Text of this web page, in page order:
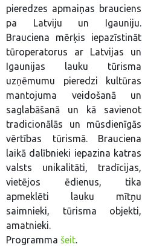
pieredzes apmaiņas brauciens
pa Latviju un Igauniju.
Brauciena mērķis iepazīstināt
tūroperatorus ar Latvijas un
Igaunijas lauku tūrisma
uzņēmumu pieredzi kultūras
mantojuma veidošanā un
saglabāšanā un kā savienot
tradicionālās un mūsdienīgās
vērtības tūrismā. Brauciena
laikā dalībnieki iepazina katras
valsts unikalitāti, tradīcijas,
vietējos ēdienus, tika
apmeklēti lauku mītņu
saimnieki, tūrisma objekti,
amatnieki.
Programma šeit.